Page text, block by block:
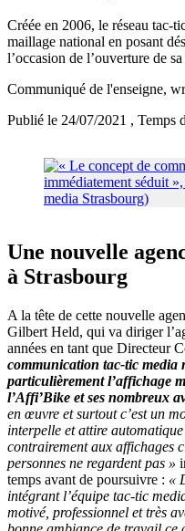
Créée en 2006, le réseau tac-
maillage national en posant
l’occasion de l’ouverture de
Communiqué de l'enseigne,
Publié le 24/07/2021 , Temps
Une nouvelle
à Strasbourg
A la tête de cette nouvelle
Gilbert Held, qui va diriger
années en tant que Directeur
communication tac-tic media
particulièrement l’affichage
l’Affi’Bike et ses nombreux
en œuvre et surtout c’est un
interpelle et attire
contrairement aux affichages
personnes ne regardent pas »
temps avant de poursuivre : «
intégrant l’équipe tac-tic
motivé, professionnel et très